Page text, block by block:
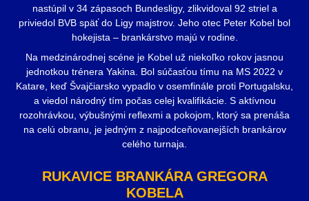
nastúpil v 34 zápasoch Bundesligy, zlikvidoval 92 striel a
priviedol BVB späť do Ligy majstrov. Jeho otec Peter Kobel bol
hokejista – brankárstvo majú v rodine.
Na medzinárodnej scéne je Kobel už niekoľko rokov jasnou
jednotkou trénera Yakina. Bol súčasťou tímu na MS 2022 v
Katare, keď Švajčiarsko vypadlo v osemfinále proti Portugalsku,
a viedol národný tím počas celej kvalifikácie. S aktívnou
rozohrávkou, výbušnými reflexmi a pokojom, ktorý sa prenáša
na celú obranu, je jedným z najpodceňovanejších brankárov
celého turnaja.
RUKAVICE BRANKÁRA GREGORA
KOBELA